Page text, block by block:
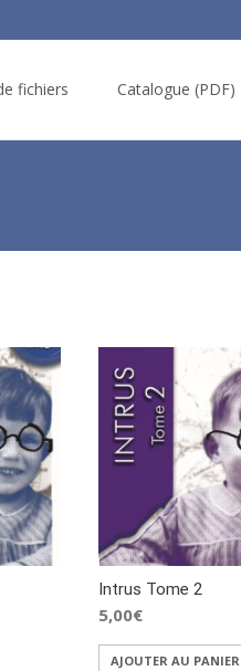
fichiers Catalogue (PDF)
Intrus Tome 2
5,00€
AJOUTER AU PANIER